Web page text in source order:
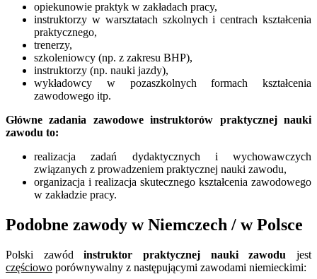
opiekunowie praktyk w zakładach pracy,
instruktorzy w warsztatach szkolnych i centrach kształcenia
praktycznego,
trenerzy,
szkoleniowcy (np. z zakresu BHP),
instruktorzy (np. nauki jazdy),
wykładowcy w pozaszkolnych formach kształcenia
zawodowego itp.
Główne zadania zawodowe instruktorów praktycznej nauki
zawodu to:
realizacja zadań dydaktycznych i wychowawczych
związanych z prowadzeniem praktycznej nauki zawodu,
organizacja i realizacja skutecznego kształcenia zawodowego
w zakładzie pracy.
Podobne zawody w Niemczech / w Polsce
Polski zawódinstruktor praktycznej nauki zawodujest
częściowo porównywalny z następującymi zawodami niemieckimi: